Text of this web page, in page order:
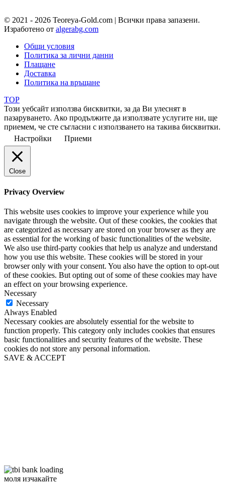
© 2021 - 2026 Teoreya-Gold.com | Всички права запазени.
Изработено от algerabg.com
Общи условия
Политика за лични данни
Плащане
Доставка
Политика на връщане
TOP
Този уебсайт използва бисквитки, за да Ви улеснят в
пазаруването. Ако продължите да използвате услугите ни, ще
приемем, че сте съгласни с използването на такива бисквитки.
Настройки
Приеми
Close
Privacy Overview
This website uses cookies to improve your experience while you
navigate through the website. Out of these cookies, the cookies that
are categorized as necessary are stored on your browser as they are
as essential for the working of basic functionalities of the website.
We also use third-party cookies that help us analyze and understand
how you use this website. These cookies will be stored in your
browser only with your consent. You also have the option to opt-out
of these cookies. But opting out of some of these cookies may have
an effect on your browsing experience.
Necessary
Necessary
Always Enabled
Necessary cookies are absolutely essential for the website to
function properly. This category only includes cookies that ensures
basic functionalities and security features of the website. These
cookies do not store any personal information.
SAVE & ACCEPT
моля изчакайте